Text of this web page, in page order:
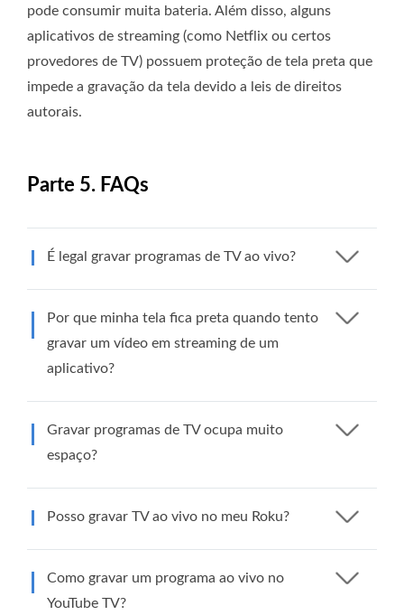
pode consumir muita bateria. Além disso, alguns
aplicativos de streaming (como Netflix ou certos
provedores de TV) possuem proteção de tela preta que
impede a gravação da tela devido a leis de direitos
autorais.
Parte 5. FAQs
É legal gravar programas de TV ao vivo?
Por que minha tela fica preta quando tento
gravar um vídeo em streaming de um
aplicativo?
Gravar programas de TV ocupa muito
espaço?
Posso gravar TV ao vivo no meu Roku?
Como gravar um programa ao vivo no
YouTube TV?